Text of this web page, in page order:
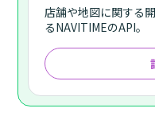
店舗や地図に関する
るNAVITIMEのAPI。